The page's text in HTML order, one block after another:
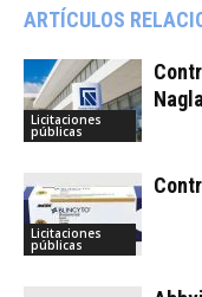
ARTÍCULOS
Licitaciones
públicas
Licitaciones
públicas